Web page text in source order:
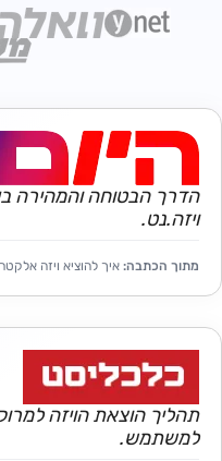
הדרך הבטוחה והמהירה
ויזה.נט.
מתוך הכתבה: איך להוציא ויזה
תהליך הוצאת הויזה
למשתמש.